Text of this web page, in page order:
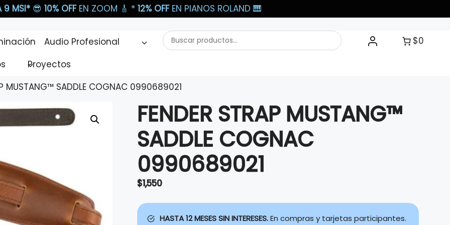
9 MSI* 😎 10% OFF EN ZOOM 🎸​ * 12% OFFEN PIANOS ROLAND 🎹​
Audio Profesional
Proyectos
Buscar
productos...
$0
MUSTANG™ SADDLE COGNAC 0990689021
FENDER STRAP MUSTANG™
SADDLE COGNAC
0990689021
$1,550
HASTA 12 MESES SIN INTERESES.En compras y tarjetas participantes.